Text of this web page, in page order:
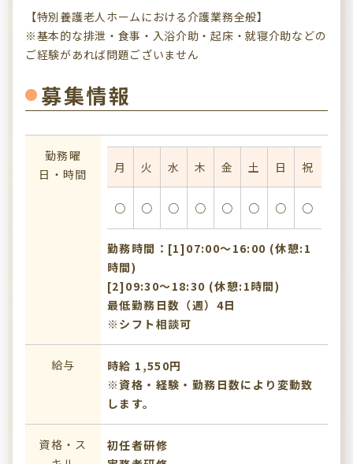
【特別養護老人ホームにおける介護業務全般】
※基本的な排泄・食事・入浴介助・起床・就寝介助などの
ご経験があれば問題ございません
募集情報
勤務曜
日・時間
月 火 水 木 金 土 日 祝
○ ○ ○ ○ ○ ○ ○ ○
勤務時間：[1]07:00〜16:00 (休憩:1
時間)
[2]09:30〜18:30 (休憩:1時間)
最低勤務日数（週）4日
※シフト相談可
給与
時給 1,550円
※資格・経験・勤務日数により変動致
します。
資格・ス
初任者研修